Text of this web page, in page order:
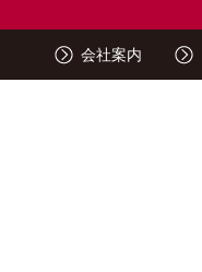
会社案内